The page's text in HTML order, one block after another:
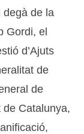
degà de la
Gordi, el
d’Ajuts
de
de
Catalunya,